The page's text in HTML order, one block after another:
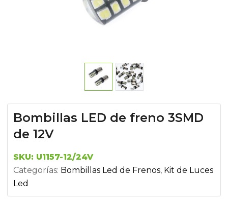
Bombillas LED de freno 3SMD
de 12V
SKU: U1157-12/24V
Categorías: Bombillas Led de Frenos, Kit de Luces
Led